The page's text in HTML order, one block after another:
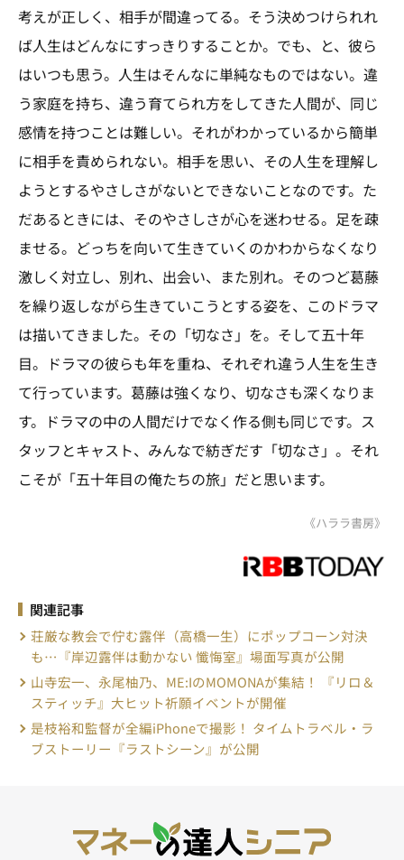
考えが正しく、相手が間違ってる。そう決めつけられれ
ば人生はどんなにすっきりすることか。でも、と、彼ら
はいつも思う。人生はそんなに単純なものではない。違
う家庭を持ち、違う育てられ方をしてきた人間が、同じ
感情を持つことは難しい。それがわかっているから簡単
に相手を責められない。相手を思い、その人生を理解し
ようとするやさしさがないとできないことなのです。た
だあるときには、そのやさしさが心を迷わせる。足を疎
ませる。どっちを向いて生きていくのかわからなくなり
激しく対立し、別れ、出会い、また別れ。そのつど葛藤
を繰り返しながら生きていこうとする姿を、このドラマ
は描いてきました。その「切なさ」を。そして五十年
目。ドラマの彼らも年を重ね、それぞれ違う人生を生き
て行っています。葛藤は強くなり、切なさも深くなりま
す。ドラマの中の人間だけでなく作る側も同じです。ス
タッフとキャスト、みんなで紡ぎだす「切なさ」。それ
こそが「五十年目の俺たちの旅」だと思います。
《ハララ書房》
関連記事
荘厳な教会で佇む露伴（高橋一生）にポップコーン対決
も…『岸辺露伴は動かない 懺悔室』場面写真が公開
山寺宏一、永尾柚乃、ME:IのMOMONAが集結！ 『リロ＆
スティッチ』大ヒット祈願イベントが開催
是枝裕和監督が全編iPhoneで撮影！ タイムトラベル・ラ
ブストーリー『ラストシーン』が公開